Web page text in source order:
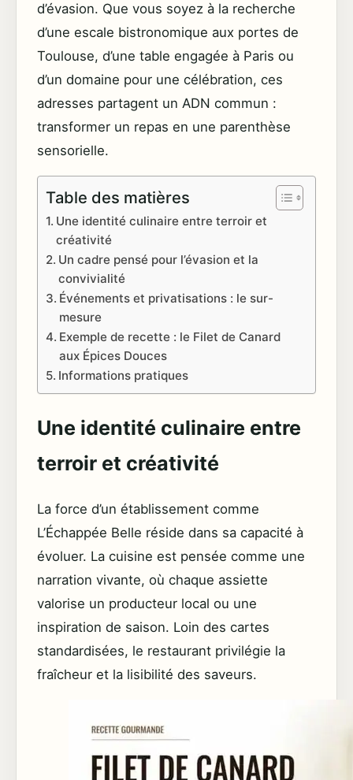
d’évasion. Que vous soyez à la recherche
d’une escale bistronomique aux portes de
Toulouse, d’une table engagée à Paris ou
d’un domaine pour une célébration, ces
adresses partagent un ADN commun :
transformer un repas en une parenthèse
sensorielle.
Table des matières
Une identité culinaire entre terroir et
créativité
Un cadre pensé pour l’évasion et la
convivialité
Événements et privatisations : le sur-
mesure
Exemple de recette : le Filet de Canard
aux Épices Douces
Informations pratiques
Une identité culinaire entre
terroir et créativité
La force d’un établissement comme
L’Échappée Belle réside dans sa capacité à
évoluer. La cuisine est pensée comme une
narration vivante, où chaque assiette
valorise un producteur local ou une
inspiration de saison. Loin des cartes
standardisées, le restaurant privilégie la
fraîcheur et la lisibilité des saveurs.